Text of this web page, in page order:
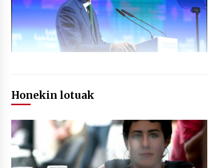
Honekin lotuak